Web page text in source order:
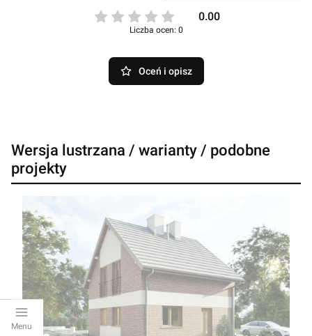
0.00
Liczba ocen: 0
Oceń i opisz
Wersja lustrzana / warianty / podobne
projekty
Menu